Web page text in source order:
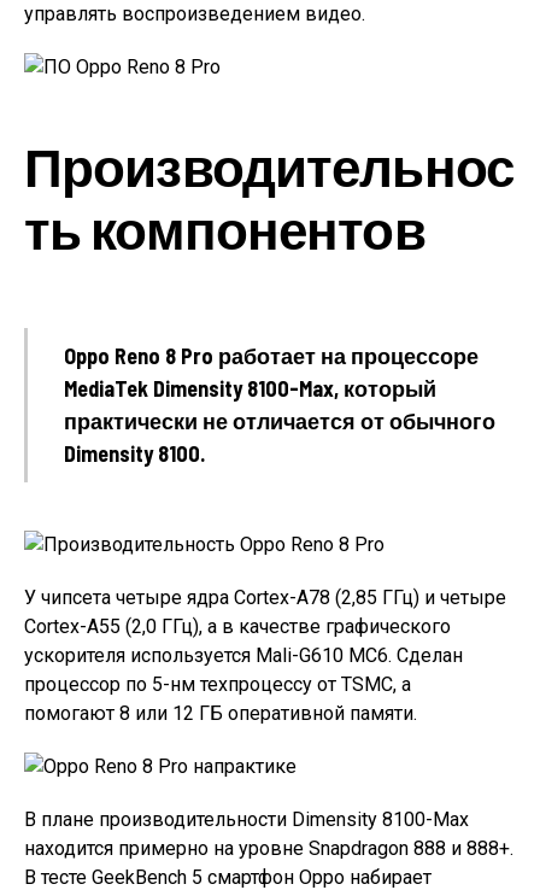
управлять воспроизведением видео.
Производительнос
ть компонентов
Oppo Reno 8 Pro работает на процессоре
MediaTek Dimensity 8100-Max, который
практически не отличается от обычного
Dimensity 8100.
У чипсета четыре ядра Cortex-A78 (2,85 ГГц) и четыре
Cortex-A55 (2,0 ГГц), а в качестве графического
ускорителя используется Mali-G610 MC6. Сделан
процессор по 5-нм техпроцессу от TSMC, а
помогают 8 или 12 ГБ оперативной памяти.
В плане производительности Dimensity 8100-Max
находится примерно на уровне Snapdragon 888 и 888+.
В тесте GeekBench 5 смартфон Oppo набирает